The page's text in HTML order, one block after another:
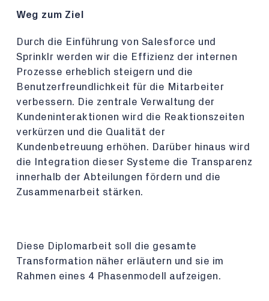
Weg zum Ziel
Durch die Einführung von Salesforce und
Sprinklr werden wir die Effizienz der internen
Prozesse erheblich steigern und die
Benutzerfreundlichkeit für die Mitarbeiter
verbessern. Die zentrale Verwaltung der
Kundeninteraktionen wird die Reaktionszeiten
verkürzen und die Qualität der
Kundenbetreuung erhöhen. Darüber hinaus wird
die Integration dieser Systeme die Transparenz
innerhalb der Abteilungen fördern und die
Zusammenarbeit stärken.
Diese Diplomarbeit soll die gesamte
Transformation näher erläutern und sie im
Rahmen eines 4 Phasenmodell aufzeigen.